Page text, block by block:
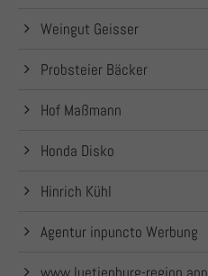
Weingut Geisser
Probsteier Bäcker
Hof Maßmann
Honda Disko
Hinrich Kühl
Agentur inpuncto Werbung